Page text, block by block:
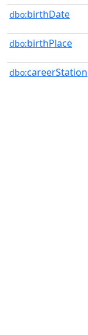
dbo:birthDate
dbo:birthPlace
dbo:careerStation